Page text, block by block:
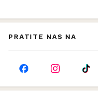
PRATITE NAS NA